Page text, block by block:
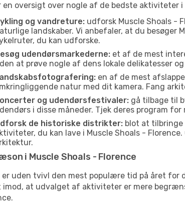
en oversigt over nogle af de bedste aktiviteter
og vandreture: udforsk Muscle Shoals -
landskaber. Vi anbefaler, at du
du kan udforske.
udendørsmarkederne: et af de mest
at prøve nogle af dens lokale delikatesser
en af de mest
natur med dit kamera. Fang
og udendørsfestivaler: gå tilbage til
i disse måneder. Tjek deres program
de historiske distrikter: blot at tilbringe
du kan lave i Muscle Shoals -
i Muscle Shoals - Florence
er uden tvivl den mest populære tid på året for
imod, at udvalget af aktiviteter er mere